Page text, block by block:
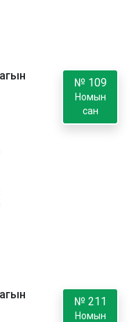
№ 109
Номын
сан
№ 211
Номын